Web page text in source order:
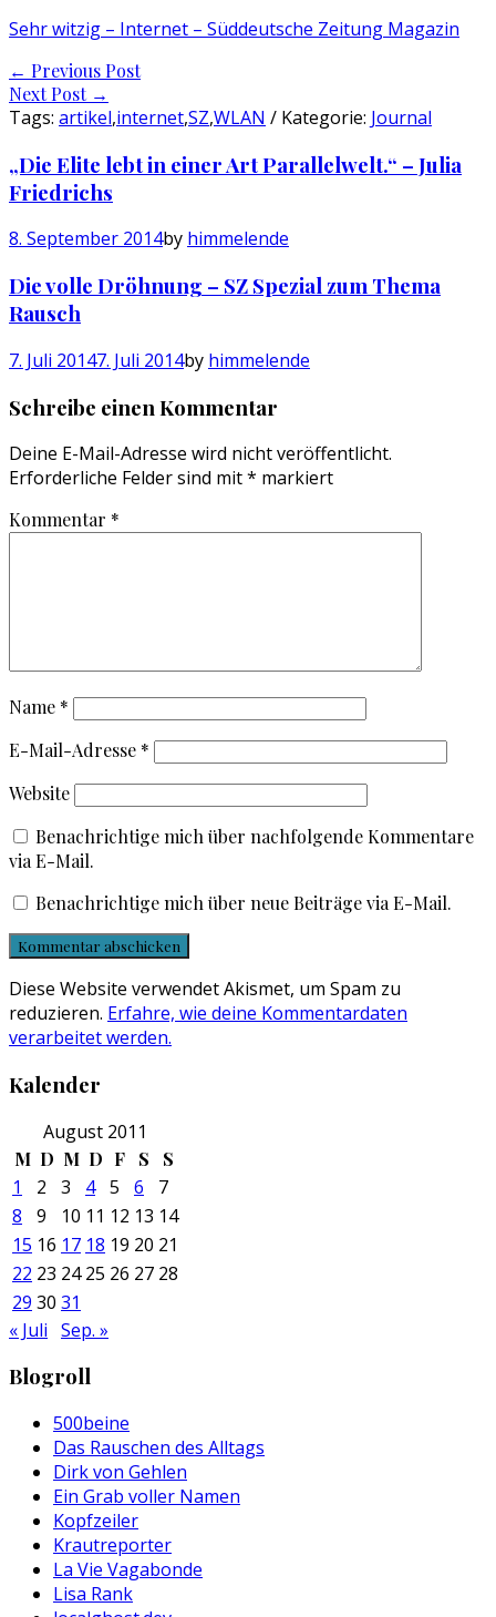
Sehr witzig – Internet – Süddeutsche Zeitung Magazin
Post
navigation
← Previous Post
Next Post →
Tags: artikel,internet,SZ,WLAN / Kategorie: Journal
„Die Elite lebt in einer Art Parallelwelt.“ – Julia
Friedrichs
8. September 2014by himmelende
Die volle Dröhnung – SZ Spezial zum Thema
Rausch
7. Juli 20147. Juli 2014by himmelende
Schreibe einen Kommentar
Deine E-Mail-Adresse wird nicht veröffentlicht.
Erforderliche Felder sind mit* markiert
Kommentar *
Name *
E-Mail-Adresse *
Website
Benachrichtige mich über nachfolgende Kommentare
via E-Mail.
Benachrichtige mich über neue Beiträge via E-Mail.
Diese Website verwendet Akismet, um Spam zu
reduzieren. Erfahre, wie deine Kommentardaten
verarbeitet werden.
Kalender
August 2011
M D M D F S S
1 2 3 4 5 6
7
8
9 10 11 12 13 14
15 16 17 18 19 20 21
22 23 24 25 26 27 28
29 30 31
« Juli Sep. »
Blogroll
500beine
Das Rauschen des Alltags
Dirk von Gehlen
Ein Grab voller Namen
Kopfzeiler
Krautreporter
La Vie Vagabonde
Lisa Rank